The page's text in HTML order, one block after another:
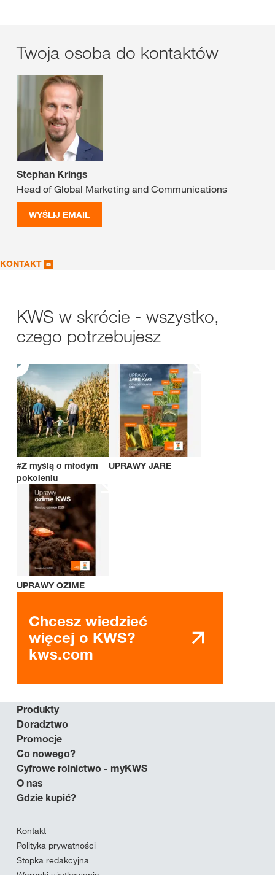
Twoja osoba do kontaktów
Stephan Krings
Head of Global Marketing and Communications
WYŚLIJ EMAIL
KONTAKT
KWS w skrócie - wszystko,
czego potrzebujesz
#Z myślą o młodym
pokoleniu
UPRAWY JARE
UPRAWY OZIME
Chcesz wiedzieć
więcej o KWS?
kws.com
Produkty
Doradztwo
Promocje
Co nowego?
Cyfrowe rolnictwo - myKWS
O nas
Gdzie kupić?
Kontakt
Polityka prywatności
Stopka redakcyjna